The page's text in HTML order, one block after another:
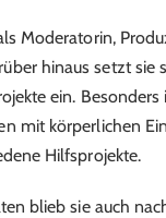
Moderatorin,
hinaus setzt sie
ein.
mit körperlichen
Hilfsprojekte.
blieb sie auch